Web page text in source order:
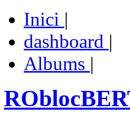
Inici |
dashboard |
Albums |